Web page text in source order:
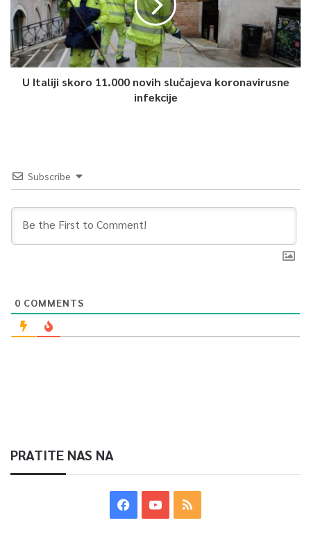
U Italiji skoro 11.000 novih slučajeva koronavirusne
infekcije
Subscribe
0 COMMENTS
PRATITE NAS NA